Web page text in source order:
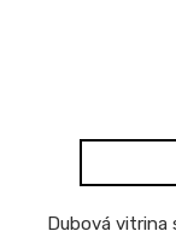
Dubová vitrina